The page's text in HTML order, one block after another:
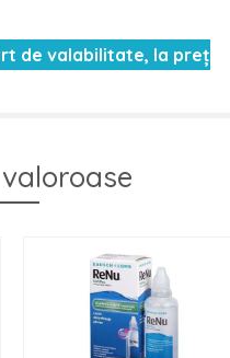
de valabilitate, la preț